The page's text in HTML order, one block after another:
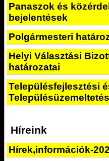
Panaszok és
bejelentések
Polgármesteri
Helyi Választási
határozatai
Településfejlesztési
Híreink
Hírek,információk-